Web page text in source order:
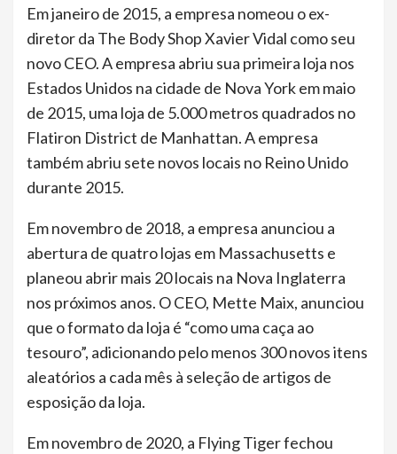
Em janeiro de 2015, a empresa nomeou o ex-
diretor da The Body Shop Xavier Vidal como seu
novo CEO. A empresa abriu sua primeira loja nos
Estados Unidos na cidade de Nova York em maio
de 2015, uma loja de 5.000 metros quadrados no
Flatiron District de Manhattan. A empresa
também abriu sete novos locais no Reino Unido
durante 2015.
Em novembro de 2018, a empresa anunciou a
abertura de quatro lojas em Massachusetts e
planeou abrir mais 20 locais na Nova Inglaterra
nos próximos anos. O CEO, Mette Maix, anunciou
que o formato da loja é “como uma caça ao
tesouro”, adicionando pelo menos 300 novos itens
aleatórios a cada mês à seleção de artigos de
esposição da loja.
Em novembro de 2020, a Flying Tiger fechou